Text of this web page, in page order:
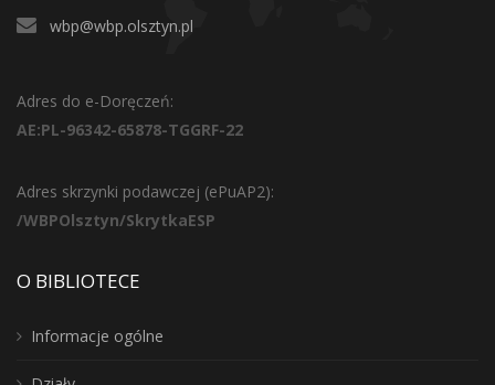
wbp@wbp.olsztyn.pl
Adres do e-Doręczeń:
AE:PL-96342-65878-TGGRF-22
Adres skrzynki podawczej (ePuAP2):
/WBPOlsztyn/SkrytkaESP
O BIBLIOTECE
Informacje ogólne